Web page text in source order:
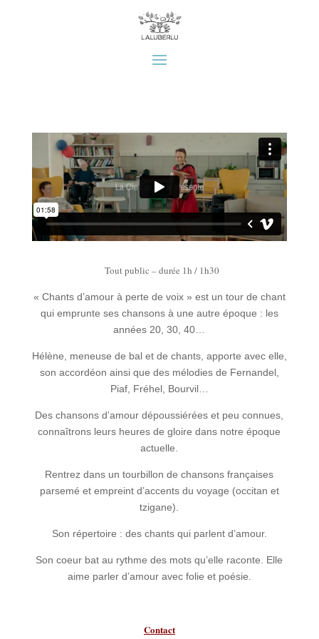
Tout public – durée 1h / 1h30
« Chants d’amour à perte de voix » est un tour de chant
qui emprunte ses chansons à une autre époque : les
années 20, 30, 40…
Hélène, meneuse de bal et de chants, apporte avec elle,
son accordéon ainsi que des mélodies de Fernandel,
Piaf, Fréhel, Bourvil…
Des chansons d’amour dépoussiérées et peu connues,
connaîtrons leurs heures de gloire dans notre époque
actuelle.
Rentrez dans un tourbillon de chansons françaises
parsemé et empreint d’accents du voyage (occitan et
tzigane).
Son répertoire : des chants qui parlent d’amour.
Son coeur bat au rythme des mots qu’elle raconte. Elle
aime parler d’amour avec folie et poésie.
Contact